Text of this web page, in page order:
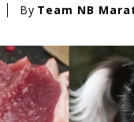
By Team NB